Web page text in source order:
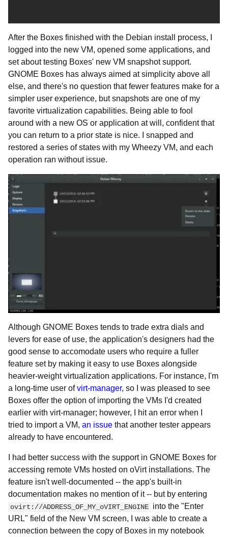
After the Boxes finished with the Debian install process, I
logged into the new VM, opened some applications, and
set about testing Boxes' new VM snapshot support.
GNOME Boxes has always aimed at simplicity above all
else, and there's no question that fewer features make for a
simpler user experience, but snapshots are one of my
favorite virtualization capabilities. Being able to fool
around with a new OS or application at will, confident that
you can return to a prior state is nice. I snapped and
restored a series of states with my Wheezy VM, and each
operation ran without issue.
Although GNOME Boxes tends to trade extra dials and
levers for ease of use, the application's designers had the
good sense to accomodate users who require a fuller
feature set by making it easy to use Boxes alongside
heavier-weight virtualization applications. For instance, I'm
a long-time user ofvirt-manager, so I was pleased to see
Boxes offer the option of importing the VMs I'd created
earlier with virt-manager; however, I hit an error when I
tried to import a VM, an issue that another tester appears
already to have encountered.
I had better success with the support in GNOME Boxes for
accessing remote VMs hosted on oVirt installations. The
feature isn't well-documented -- the app's built-in
documentation makes no mention of it -- but by entering
ovirt://ADDRESS_OF_MY_oVIRT_ENGINE into the "Enter
URL" field of the New VM screen, I was able to create a
connection between the copy of Boxes in my notebook